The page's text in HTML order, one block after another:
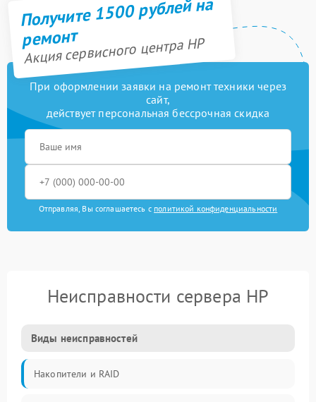
Получите 1500 рублей на
ремонт
Акция сервисного центра HP
При оформлении заявки на ремонт техники через
сайт,
действует персональная бессрочная скидка
Отправляя, Вы соглашаетесь с политикой конфиденциальности
Неисправности сервера HP
Виды неисправностей
Накопители и RAID